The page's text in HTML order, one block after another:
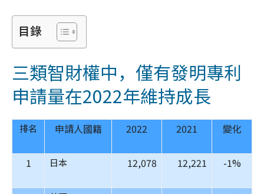
目錄
三類智財權中，僅有發明專利
申請量在2022年維持成長
排名 申請人國籍 2022 2021 變化
1 日本 12,078 12,221 -1%